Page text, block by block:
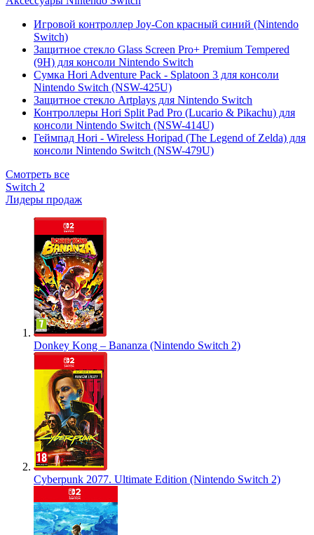
Игровой контроллер Joy-Con красный синий (Nintendo
Switch)
Защитное стекло Glass Screen Pro+ Premium Tempered
(9H) для консоли Nintendo Switch
Сумка Hori Adventure Pack - Splatoon 3 для консоли
Nintendo Switch (NSW-425U)
Защитное стекло Artplays для Nintendo Switch
Контроллеры Hori Split Pad Pro (Lucario & Pikachu) для
консоли Nintendo Switch (NSW-414U)
Геймпад Hori - Wireless Horipad (The Legend of Zelda) для
консоли Nintendo Switch (NSW-479U)
Смотреть все
Switch 2
Лидеры продаж
Donkey Kong – Bananza (Nintendo Switch 2)
Cyberpunk 2077. Ultimate Edition (Nintendo Switch 2)